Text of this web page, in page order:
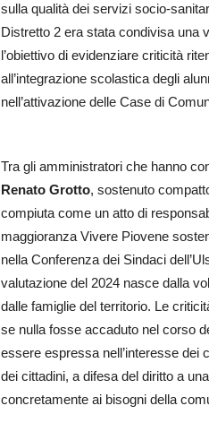
sulla qualità dei servizi socio-
Distretto 2 era stata condivisa una
l’obiettivo di evidenziare criticità
all’integrazione scolastica degli
nell’attivazione delle Case di
Tra gli amministratori che hanno
Renato Grotto, sostenuto
compiuta come un atto di
maggioranza Vivere Piovene
nella Conferenza dei Sindaci
valutazione del 2024 nasce dalla
dalle famiglie del territorio. Le
se nulla fosse accaduto nel corso
essere espressa nell’interesse dei
dei cittadini, a difesa del diritto a
concretamente ai bisogni della